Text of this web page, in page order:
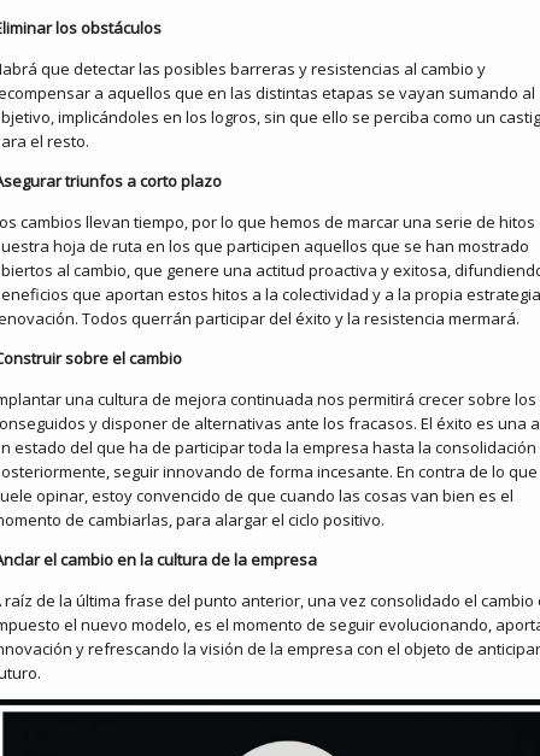
los obstáculos
que detectar las posibles barreras y resistencias al cambio y
a aquellos que en las distintas etapas se vayan sumando al
implicándoles en los logros, sin que ello se perciba como un
el resto.
triunfos a corto plazo
cambios llevan tiempo, por lo que hemos de marcar una serie de hitos
hoja de ruta en los que participen aquellos que se han mostrado
al cambio, que genere una actitud proactiva y exitosa,
que aportan estos hitos a la colectividad y a la propia
Todos querrán participar del éxito y la resistencia mermará.
sobre el cambio
una cultura de mejora continuada nos permitirá crecer sobre
y disponer de alternativas ante los fracasos. El éxito es una
estado del que ha de participar toda la empresa hasta la
seguir innovando de forma incesante. En contra de lo
opinar, estoy convencido de que cuando las cosas van bien es el
de cambiarlas, para alargar el ciclo positivo.
el cambio en la cultura de la empresa
raíz de la última frase del punto anterior, una vez consolidado el cambio
el nuevo modelo, es el momento de seguir evolucionando,
y refrescando la visión de la empresa con el objeto de